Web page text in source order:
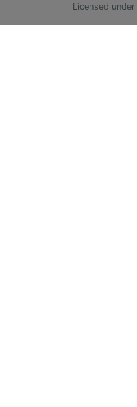
Licensed under